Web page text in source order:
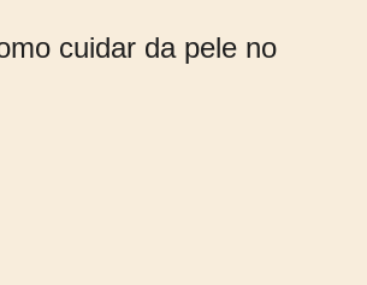
cuidar da pele no